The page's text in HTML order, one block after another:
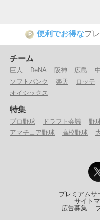
P 便利でお得なプ
チーム
巨人 DeNA 阪神 広島
ソフトバンク
楽天 ロッテ
オイシックス
特集
プロ野球 ドラフト会議
野
アマチュア野球
高校野球
プレミアムサ
サイト
広告募集